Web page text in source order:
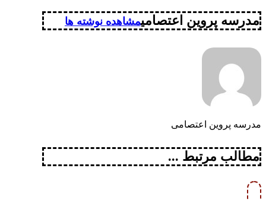
مدرسه پروین اعتصامیمشاهده نوشته ها
مدرسه پروین اعتصامی
مطالب مرتبط ...